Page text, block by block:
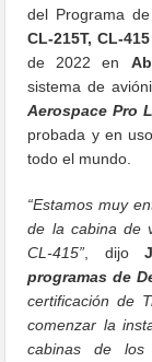
del Programa
CL-215T, CL-
de 2022 en
sistema de
Aerospace Pro
probada y en
todo el mundo.
“Estamos muy
de la cabina de
CL-415” , dijo
programas de
certificación de
comenzar la
cabinas de los